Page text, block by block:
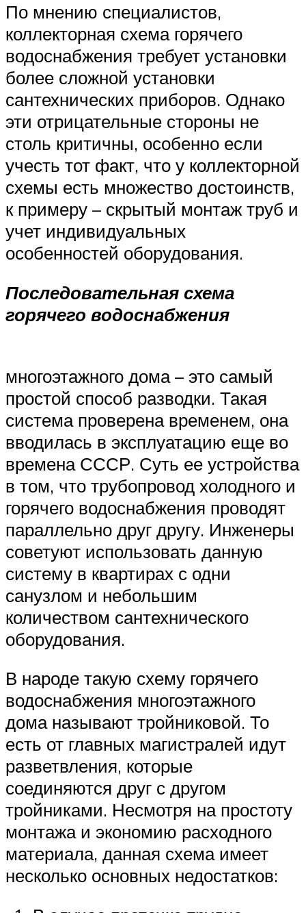
По мнению специалистов,
коллекторная схема горячего
водоснабжения требует установки
более сложной установки
сантехнических приборов. Однако
эти отрицательные стороны не
столь критичны, особенно если
учесть тот факт, что у коллекторной
схемы есть множество достоинств,
к примеру – скрытый монтаж труб и
учет индивидуальных
особенностей оборудования.
Последовательная схема
горячего водоснабжения
многоэтажного дома – это самый
простой способ разводки. Такая
система проверена временем, она
вводилась в эксплуатацию еще во
времена СССР. Суть ее устройства
в том, что трубопровод холодного и
горячего водоснабжения проводят
параллельно друг другу. Инженеры
советуют использовать данную
систему в квартирах с одни
санузлом и небольшим
количеством сантехнического
оборудования.
В народе такую схему горячего
водоснабжения многоэтажного
дома называют тройниковой. То
есть от главных магистралей идут
разветвления, которые
соединяются друг с другом
тройниками. Несмотря на простоту
монтажа и экономию расходного
материала, данная схема имеет
несколько основных недостатков: